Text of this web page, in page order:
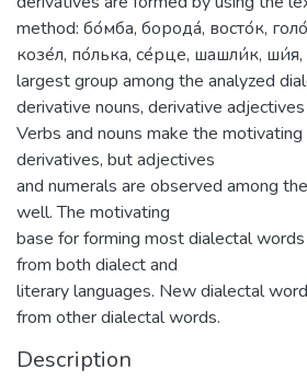
method: бо́мба, борода́, восто́к,
козе́л, по́лька, се́рце, шашли́к,
largest group among the analyzed
derivative nouns, derivative
Verbs and nouns make the
derivatives, but adjectives
and numerals are observed among
well. The motivating
base for forming most dialectal
from both dialect and
literary languages. New dialectal
from other dialectal words.
Description